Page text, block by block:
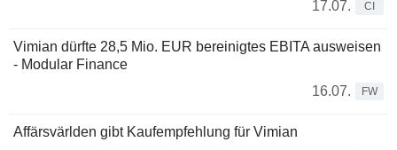
17.07.
CI
Vimian dürfte 28,5 Mio. EUR bereinigtes EBITA ausweisen
- Modular Finance
16.07.
FW
Affärsvärlden gibt Kaufempfehlung für Vimian